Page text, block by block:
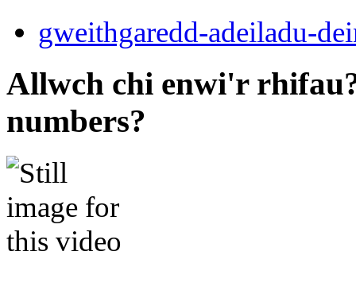
gweithgaredd-adeiladu-
Allwch chi enwi'r
numbers?